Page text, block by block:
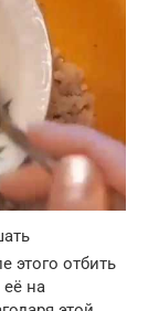
этого отбить
на